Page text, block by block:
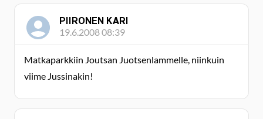
PIIRONEN KARI
19.6.2008 08:39
Matkaparkkiin Joutsan Juotsenlammelle, niinkuin
viime Jussinakin!